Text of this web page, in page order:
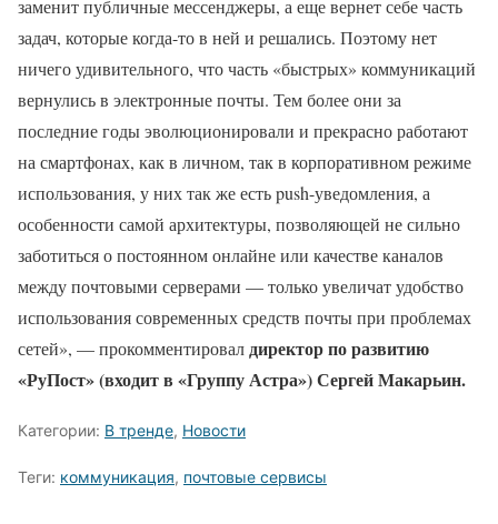
заменит публичные мессенджеры, а еще вернет себе часть
задач, которые когда-то в ней и решались. Поэтому нет
ничего удивительного, что часть «быстрых» коммуникаций
вернулись в электронные почты. Тем более они за
последние годы эволюционировали и прекрасно работают
на смартфонах, как в личном, так в корпоративном режиме
использования, у них так же есть push-уведомления, а
особенности самой архитектуры, позволяющей не сильно
заботиться о постоянном онлайне или качестве каналов
между почтовыми серверами — только увеличат удобство
использования современных средств почты при проблемах
сетей», — прокомментировалдиректор по развитию
«РуПост» (входит в «Группу Астра») Сергей Макарьин.
Категории: В тренде, Новости
Теги: коммуникация, почтовые сервисы